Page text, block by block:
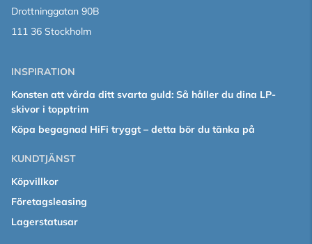
Drottninggatan 90B
111 36 Stockholm
INSPIRATION
Konsten att vårda ditt svarta guld: Så håller du dina LP-
skivor i topptrim
Köpa begagnad HiFi tryggt – detta bör du tänka på
KUNDTJÄNST
Köpvillkor
Företagsleasing
Lagerstatusar